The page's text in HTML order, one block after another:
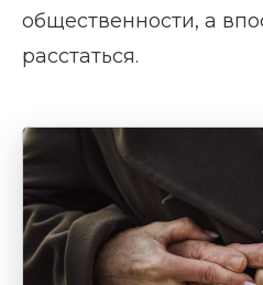
общественности, а
расстаться.